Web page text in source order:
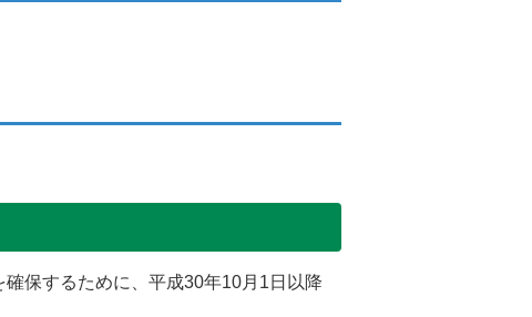
保するために、平成30年10月1日以降